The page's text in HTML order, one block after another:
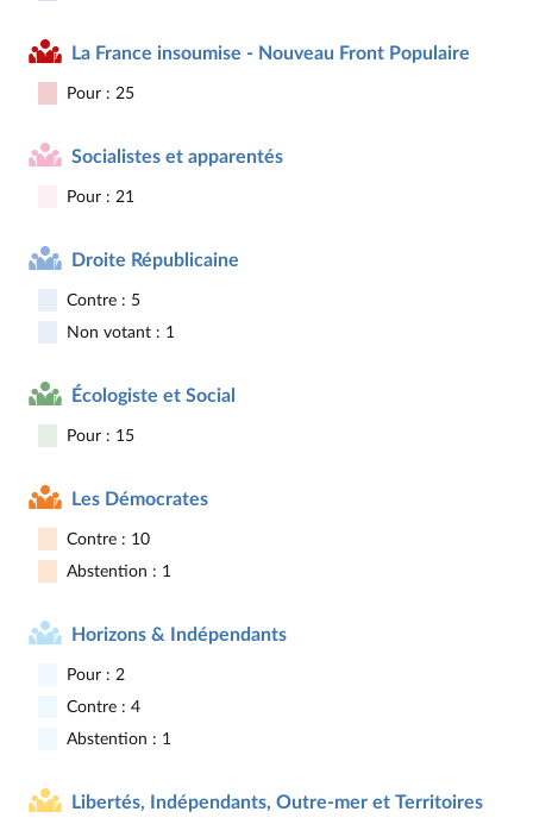
La France insoumise - Nouveau Front Populaire
Pour : 25
Socialistes et apparentés
Pour : 21
Droite Républicaine
Contre : 5
Non votant : 1
Écologiste et Social
Pour : 15
Les Démocrates
Contre : 10
Abstention : 1
Horizons & Indépendants
Pour : 2
Contre : 4
Abstention : 1
Libertés, Indépendants, Outre-mer et Territoires